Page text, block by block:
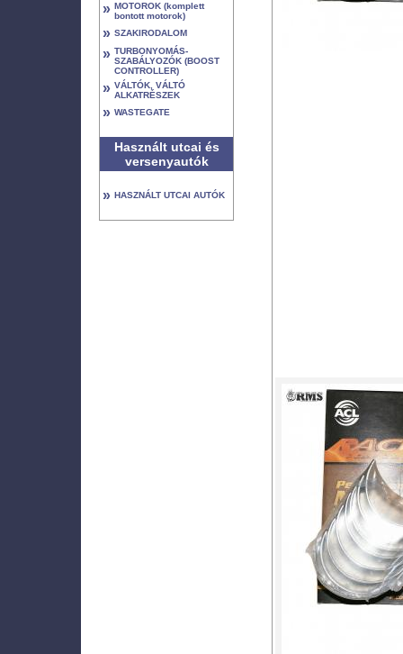
» MOTOROK (komplett
bontott motorok)
» SZAKIRODALOM
» TURBONYOMÁS-
SZABÁLYOZÓK (BOOST
CONTROLLER)
» VÁLTÓK, VÁLTÓ
ALKATRÉSZEK
» WASTEGATE
Használt utcai és
versenyautók
» HASZNÁLT UTCAI AUTÓK